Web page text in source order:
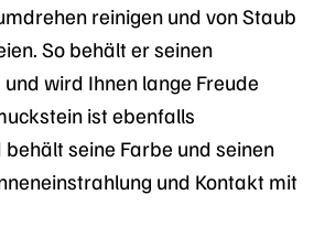
reinigen und von Staub
So behält er seinen
wird Ihnen lange Freude
ist ebenfalls
seine Farbe und seinen
und Kontakt mit